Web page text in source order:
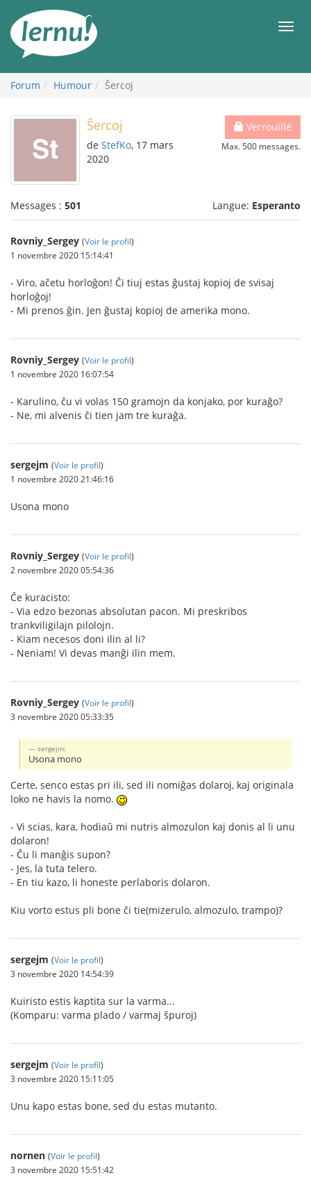
contenu
Forum Humour Ŝercoj
Verrouillé
Max. 500 messages.
Ŝercoj
de StefKo, 17 mars
2020
Messages : 501 Langue: Esperanto
Rovniy_Sergey (Voir le profil)
1 novembre 2020 15:14:41
- Viro, aĉetu horloĝon! Ĉi tiuj estas ĝustaj kopioj de svisaj
horloĝoj!
- Mi prenos ĝin. Jen ĝustaj kopioj de amerika mono.
Rovniy_Sergey (Voir le profil)
1 novembre 2020 16:07:54
- Karulino, ĉu vi volas 150 gramojn da konjako, por kuraĝo?
- Ne, mi alvenis ĉi tien jam tre kuraĝa.
sergejm (Voir le profil)
1 novembre 2020 21:46:16
Usona mono
Rovniy_Sergey (Voir le profil)
2 novembre 2020 05:54:36
Ĉe kuracisto:
- Via edzo bezonas absolutan pacon. Mi preskribos
trankviligilajn pilolojn.
- Kiam necesos doni ilin al li?
- Neniam! Vi devas manĝi ilin mem.
Rovniy_Sergey (Voir le profil)
3 novembre 2020 05:33:35
sergejm:
Usona mono
Certe, senco estas pri ili, sed ili nomiĝas dolaroj, kaj originala
loko ne havis la nomo.
- Vi scias, kara, hodiaŭ mi nutris almozulon kaj donis al li unu
dolaron!
- Ĉu li manĝis supon?
- Jes, la tuta telero.
- En tiu kazo, li honeste perlaboris dolaron.
Kiu vorto estus pli bone ĉi tie(mizerulo, almozulo, trampo)?
sergejm (Voir le profil)
3 novembre 2020 14:54:39
Kuiristo estis kaptita sur la varma...
(Komparu: varma plado / varmaj ŝpuroj)
sergejm (Voir le profil)
3 novembre 2020 15:11:05
Unu kapo estas bone, sed du estas mutanto.
nornen (Voir le profil)
3 novembre 2020 15:51:42